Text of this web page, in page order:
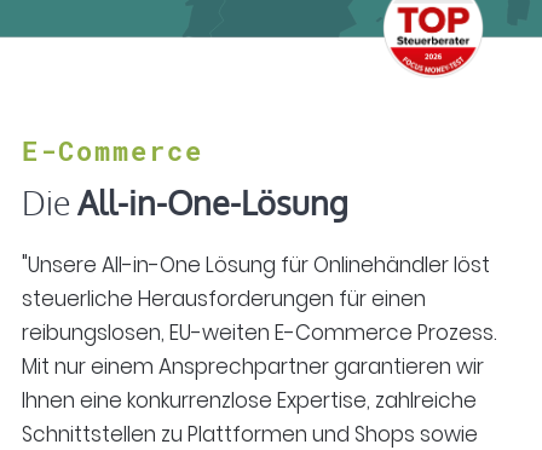
E-Commerce
Die All-in-One-Lösung
"Unsere All-in-One Lösung für Onlinehändler löst
steuerliche Herausforderungen für einen
reibungslosen, EU-weiten E-Commerce Prozess.
Mit nur einem Ansprechpartner garantieren wir
Ihnen eine konkurrenzlose Expertise, zahlreiche
Schnittstellen zu Plattformen und Shops sowie